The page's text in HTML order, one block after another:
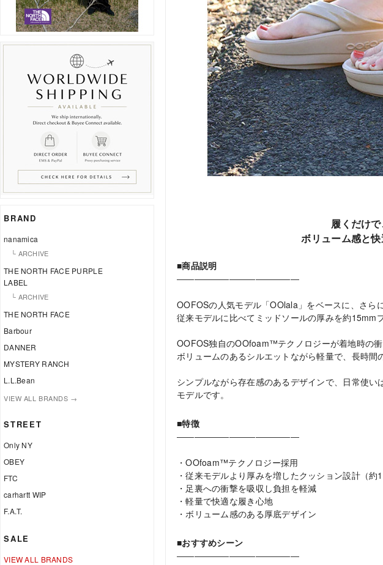
BRAND
nanamica
└ ARCHIVE
THE NORTH FACE PURPLE
LABEL
└ ARCHIVE
THE NORTH FACE
Barbour
DANNER
MYSTERY RANCH
L.L.Bean
VIEW ALL BRANDS →
STREET
Only NY
OBEY
FTC
carhartt WIP
F.A.T.
SALE
VIEW ALL BRANDS
履くだけで
ボリューム感と快
■商品説明
――――――――――――――
OOFOSの人気モデル「OOlala」をベースに、さら
従来モデルに比べてミッドソールの厚みを約15mm
OOFOS独自のOOfoam™テクノロジーが着地時の衝
ボリュームのあるシルエットながら軽量で、長時間
シンプルながら存在感のあるデザインで、日常使
モデルです。
■特徴
――――――――――――――
・OOfoam™テクノロジー採用
・従来モデルより厚みを増したクッション設計（約
・足裏への衝撃を吸収し負担を軽減
・軽量で快適な履き心地
・ボリューム感のある厚底デザイン
■おすすめシーン
――――――――――――――